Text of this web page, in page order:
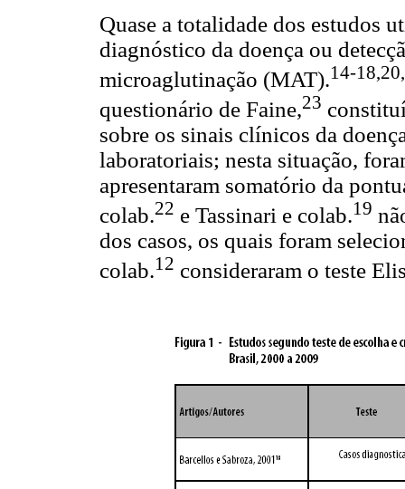
Quase a totalidade dos estudos
diagnóstico da doença ou
microaglutinação (MAT).14-
questionário de Faine,23
sobre os sinais clínicos da
laboratoriais; nesta situação,
apresentaram somatório da
colab.22 e Tassinari e colab.19
dos casos, os quais foram
colab.12 consideraram o teste